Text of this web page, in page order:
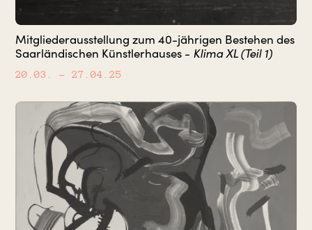
Mitgliederausstellung zum 40-jährigen Bestehen des
Saarländischen Künstlerhauses - Klima XL (Teil 1)
20.03. – 27.04.25